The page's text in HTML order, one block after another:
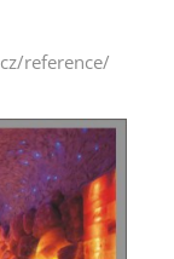
reference/